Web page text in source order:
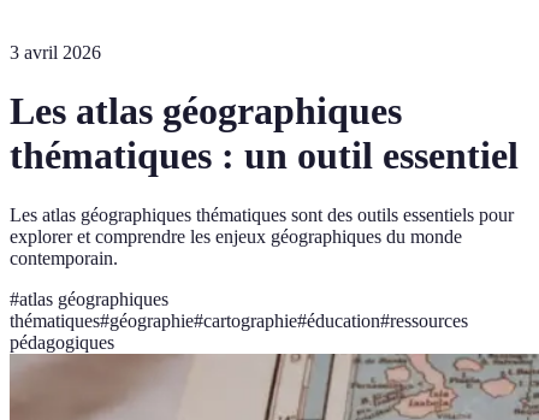
3 avril 2026
Les atlas géographiques
thématiques : un outil essentiel
Les atlas géographiques thématiques sont des outils essentiels pour
explorer et comprendre les enjeux géographiques du monde
contemporain.
#atlas géographiques
thématiques#géographie#cartographie#éducation#ressources
pédagogiques